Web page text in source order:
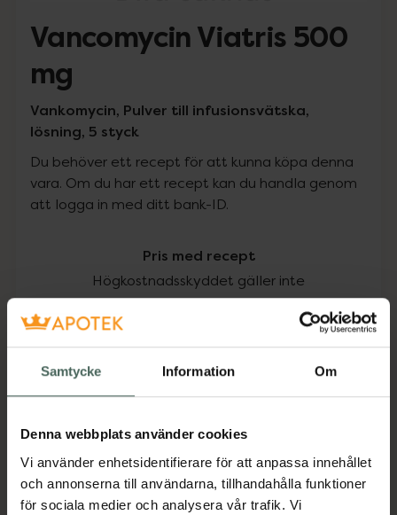
Samtycke Information Om
Denna webbplats använder cookies
Vi använder enhetsidentifierare för att anpassa innehållet
och annonserna till användarna, tillhandahålla funktioner
för sociala medier och analysera vår trafik. Vi
Vancomycin Viatris 500
mg
Vankomycin, Pulver till infusionsvätska,
lösning, 5 styck
Du behöver ett recept för att kunna köpa denna
vara. Om du har ett recept kan du handla genom
att logga in med ditt bank-ID.
Pris med recept
Högkostnadsskyddet gäller inte
I apotek: 423 kr
Aktuella erbjudanden